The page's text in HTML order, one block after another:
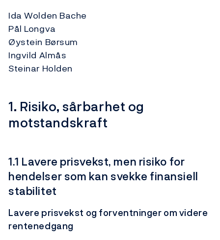
Ida Wolden Bache
Pål Longva
Øystein Børsum
Ingvild Almås
Steinar Holden
1. Risiko, sårbarhet og
motstandskraft
1.1 Lavere prisvekst, men risiko for
hendelser som kan svekke finansiell
stabilitet
Lavere prisvekst og forventninger om videre
rentenedgang